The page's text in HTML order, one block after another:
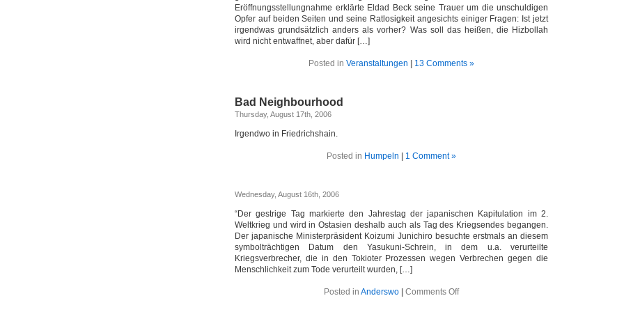
Eröffnungsstellungnahme erklärte Eldad Beck seine Trauer um die unschuldigen
Opfer auf beiden Seiten und seine Ratlosigkeit angesichts einiger Fragen: Ist jetzt
irgendwas grundsätzlich anders als vorher? Was soll das heißen, die Hizbollah
wird nicht entwaffnet, aber dafür […]
Posted in Veranstaltungen 13 Comments »
Bad Neighbourhood
Thursday, August 17th, 2006
Irgendwo in Friedrichshain.
Posted in Humpeln 1 Comment »
Wednesday, August 16th, 2006
“Der gestrige Tag markierte den Jahrestag der japanischen Kapitulation im 2.
Weltkrieg und wird in Ostasien deshalb auch als Tag des Kriegsendes begangen.
Der japanische Ministerpräsident Koizumi Junichiro besuchte erstmals an diesem
symbolträchtigen Datum den Yasukuni-Schrein, in dem u.a. verurteilte
Kriegsverbrecher, die in den Tokioter Prozessen wegen Verbrechen gegen die
Menschlichkeit zum Tode verurteilt wurden, […]
Posted in Anderswo Comments Offon